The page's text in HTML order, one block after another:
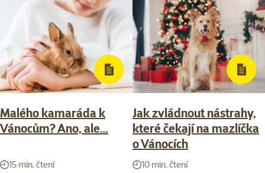
Malého kamaráda k
Vánocům? Ano, ale…
15 min. čtení
Jak zvládnout nástrahy,
které čekají na mazlíčka
o Vánocích
10 min. čtení